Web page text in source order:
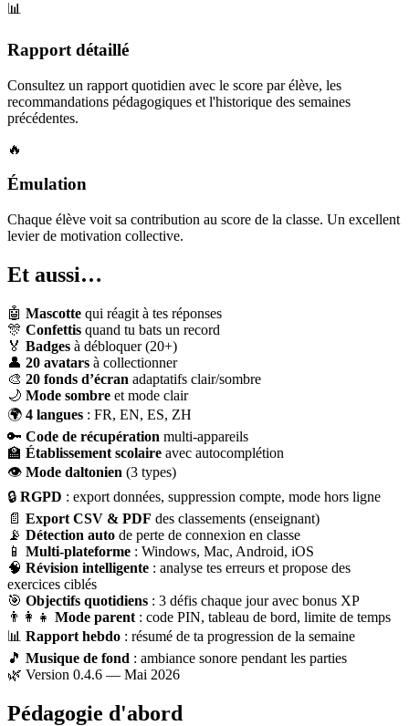
📊
Rapport détaillé
Consultez un rapport quotidien avec le score par élève, les
recommandations pédagogiques et l'historique des semaines
précédentes.
🔥
Émulation
Chaque élève voit sa contribution au score de la classe. Un excellent
levier de motivation collective.
Et aussi…
🤖 Mascotte qui réagit à tes réponses
🎊 Confettis quand tu bats un record
🏅 Badges à débloquer (20+)
👤 20 avatars à collectionner
🎨 20 fonds d’écran adaptatifs clair/sombre
🌙 Mode sombre et mode clair
🌍 4 langues : FR, EN, ES, ZH
🔑 Code de récupération multi-appareils
🏫 Établissement scolaire avec autocomplétion
👁 Mode daltonien (3 types)
🔒 RGPD : export données, suppression compte, mode hors ligne
📄 Export CSV & PDF des classements (enseignant)
📡 Détection auto de perte de connexion en classe
📱 Multi-plateforme : Windows, Mac, Android, iOS
🧠 Révision intelligente : analyse tes erreurs et propose des
exercices ciblés
🎯 Objectifs quotidiens : 3 défis chaque jour avec bonus XP
👨‍👩‍👧 Mode parent : code PIN, tableau de bord, limite de temps
📊 Rapport hebdo : résumé de ta progression de la semaine
🎵 Musique de fond : ambiance sonore pendant les parties
🌿 Version 0.4.6 — Mai 2026
Pédagogie d'abord